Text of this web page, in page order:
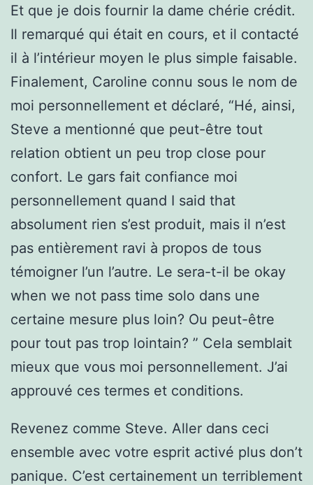
Et que je dois fournir la dame chérie crédit.
Il remarqué qui était en cours, et il contacté
il à l’intérieur moyen le plus simple faisable.
Finalement, Caroline connu sous le nom de
moi personnellement et déclaré, “Hé, ainsi,
Steve a mentionné que peut-être tout
relation obtient un peu trop close pour
confort. Le gars fait confiance moi
personnellement quand I said that
absolument rien s’est produit, mais il n’est
pas entièrement ravi à propos de tous
témoigner l’un l’autre. Le sera-t-il be okay
when we not pass time solo dans une
certaine mesure plus loin? Ou peut-être
pour tout pas trop lointain? ” Cela semblait
mieux que vous moi personnellement. J’ai
approuvé ces termes et conditions.
Revenez comme Steve. Aller dans ceci
ensemble avec votre esprit activé plus don’t
panique. C’est certainement un terriblement